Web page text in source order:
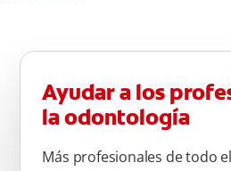
Ayudar a los
la odontología
Más profesionales de todo